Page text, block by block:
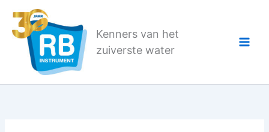
naar
Kenners van het
zuiverste water